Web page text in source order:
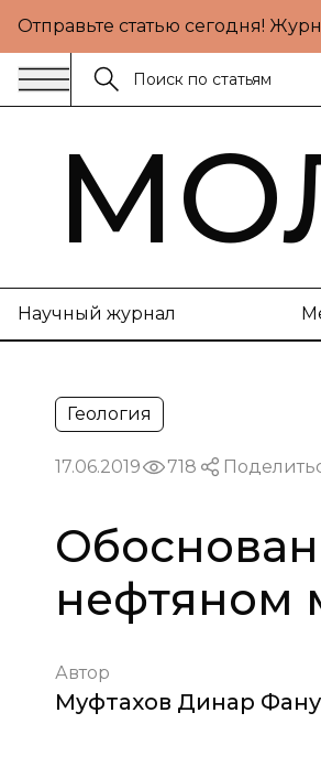
Отправьте статью сегодня!
Научный журнал
Геология
17.06.2019 718
нефтяном
Автор
Муфтахов Динар